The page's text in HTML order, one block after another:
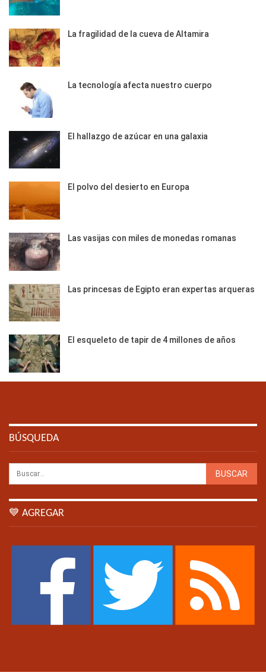
La fragilidad de la cueva de Altamira
La tecnología afecta nuestro cuerpo
El hallazgo de azúcar en una galaxia
El polvo del desierto en Europa
Las vasijas con miles de monedas romanas
Las princesas de Egipto eran expertas arqueras
El esqueleto de tapir de 4 millones de años
BÚSQUEDA
💙 AGREGAR